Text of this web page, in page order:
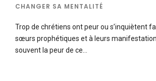
CHANGER SA MENTALITÉ
Trop de chrétiens ont peur ou s’inquiètent
sœurs prophétiques et à leurs
souvent la peur de ce…